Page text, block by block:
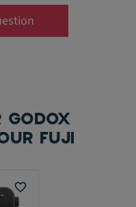
GODOX
FUJI
favorite_border